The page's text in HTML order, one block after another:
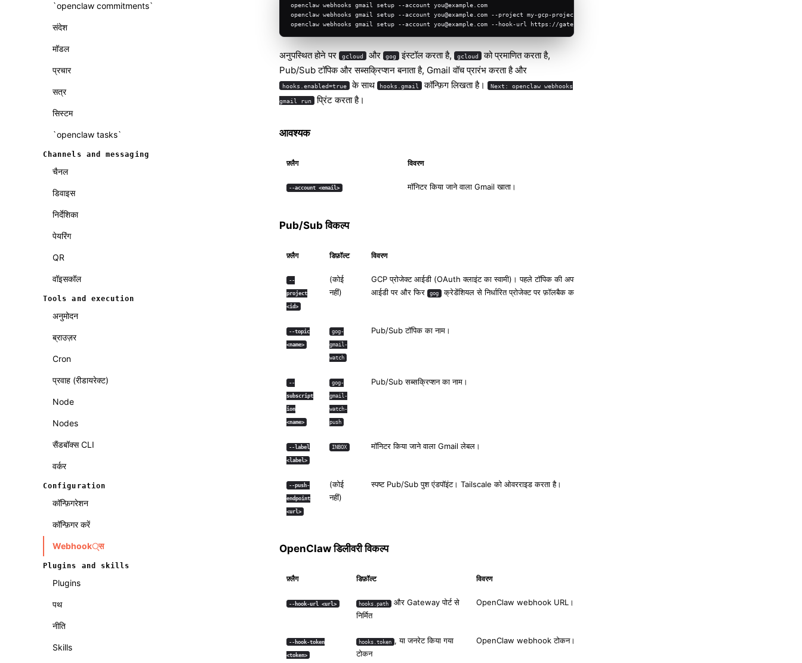
`openclaw commitments`
संदेश
मॉडल
प्रचार
सत्र
सिस्टम
`openclaw tasks`
Channels and messaging
चैनल
डिवाइस
निर्देशिका
पेयरिंग
QR
वॉइसकॉल
Tools and execution
अनुमोदन
ब्राउज़र
Cron
प्रवाह (रीडायरेक्ट)
Node
Nodes
सैंडबॉक्स CLI
वर्कर
Configuration
कॉन्फ़िगरेशन
कॉन्फ़िगर करें
Webhook्स
Plugins and skills
Plugins
पथ
नीति
Skills
openclaw webhooks gmail setup --account you@example.com
openclaw webhooks gmail setup --account you@example.com --project my-gcp-project --json
openclaw webhooks gmail setup --account you@example.com --hook-url https://gateway.example.com/hooks/gmail
अनुपस्थित होने पर gcloud और gog इंस्टॉल करता है, gcloud को प्रमाणित करता है,
Pub/Sub टॉपिक और सब्सक्रिप्शन बनाता है, Gmail वॉच प्रारंभ करता है और
hooks.enabled=true के साथ hooks.gmail कॉन्फ़िग लिखता है। Next: openclaw webhooks
gmail run प्रिंट करता है।
आवश्यक
फ़्लैग विवरण
--account <email> मॉनिटर किया जाने वाला Gmail खाता।
Pub/Sub विकल्प
फ़्लैग डिफ़ॉल्ट विवरण
--
project
<id>
(कोई
नहीं)
GCP प्रोजेक्ट आईडी (OAuth क्लाइंट का स्वामी)। पहले टॉपिक की अपनी प्रोजेक्ट
आईडी पर और फिर
gog क्रेडेंशियल से निर्धारित प्रोजेक्ट पर फ़ॉलबैक करता है।
--topic
<name>
gog-
gmail-
watch
Pub/Sub टॉपिक का नाम।
--
subscript
ion
<name>
gog-
gmail-
watch-
push
Pub/Sub सब्सक्रिप्शन का नाम।
--label
<label>
INBOX मॉनिटर किया जाने वाला Gmail लेबल।
--push-
endpoint
<url>
(कोई
नहीं)
स्पष्ट Pub/Sub पुश एंडपॉइंट। Tailscale को ओवरराइड करता है।
OpenClaw डिलीवरी विकल्प
फ़्लैग डिफ़ॉल्ट विवरण
--hook-url <url> hooks.path और Gateway पोर्ट से
निर्मित
OpenClaw webhook URL।
--hook-token
<token>
hooks.token , या जनरेट किया गया
टोकन
OpenClaw webhook टोकन।